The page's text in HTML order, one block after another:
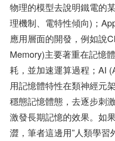
物理的模型去說明鐵電的
理機制、電特性傾向)；
應用層面的開發，例如說
Memory)主要著重在記憶
耗，並加速運算過程；AI
用記憶體特性在類神經元
穩態記憶體態，去逐步刺
激發長期記憶的效果。如
澀，筆者這邊用”人類學習